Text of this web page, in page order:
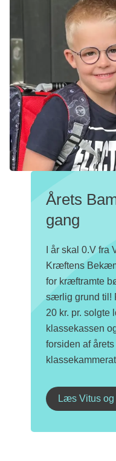
Årets
gang
I år skal 0.V
Kræftens
for kræftramte
særlig grund til!
20 kr. pr. solgte
klassekassen
forsiden af
Læs Vitus